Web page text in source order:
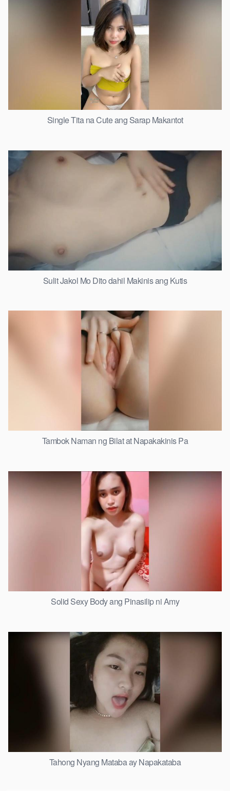
Single Tita na Cute ang Sarap Makantot
Sulit Jakol Mo Dito dahil Makinis ang Kutis
Tambok Naman ng Bilat at Napakakinis Pa
Solid Sexy Body ang Pinasilip ni Amy
Tahong Nyang Mataba ay Napakataba